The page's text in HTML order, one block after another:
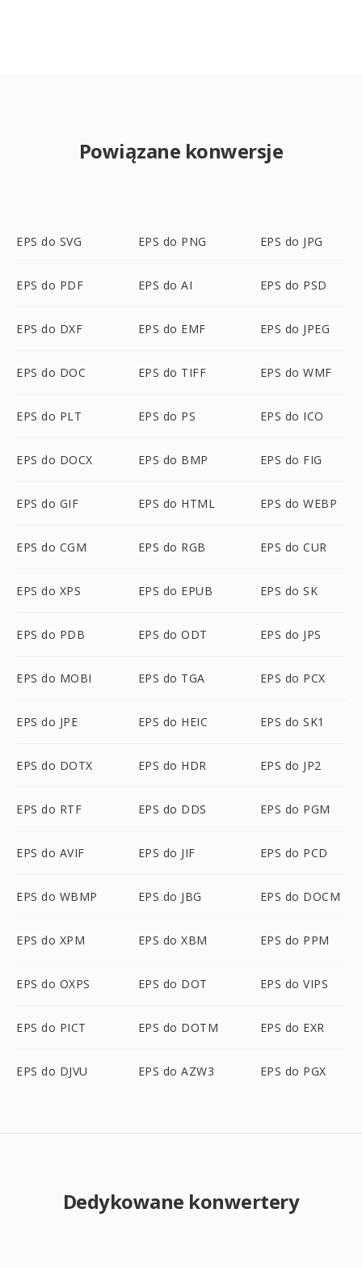
Powiązane konwersje
EPS do SVG EPS do PNG EPS do JPG
EPS do PDF EPS do AI EPS do PSD
EPS do DXF EPS do EMF EPS do JPEG
EPS do DOC EPS do TIFF EPS do WMF
EPS do PLT EPS do PS EPS do ICO
EPS do DOCX EPS do BMP EPS do FIG
EPS do GIF EPS do HTML EPS do WEBP
EPS do CGM EPS do RGB EPS do CUR
EPS do XPS EPS do EPUB EPS do SK
EPS do PDB EPS do ODT EPS do JPS
EPS do MOBI EPS do TGA EPS do PCX
EPS do JPE EPS do HEIC EPS do SK1
EPS do DOTX EPS do HDR EPS do JP2
EPS do RTF EPS do DDS EPS do PGM
EPS do AVIF EPS do JIF EPS do PCD
EPS do WBMP EPS do JBG EPS do DOCM
EPS do XPM EPS do XBM EPS do PPM
EPS do OXPS EPS do DOT EPS do VIPS
EPS do PICT EPS do DOTM EPS do EXR
EPS do DJVU EPS do AZW3 EPS do PGX
Dedykowane konwertery